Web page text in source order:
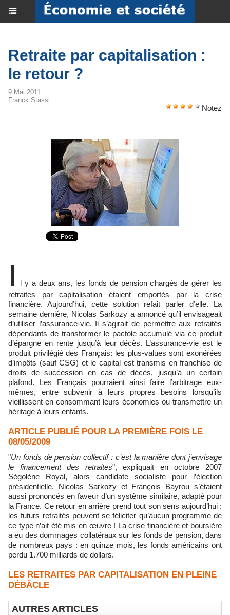
Retraite par capitalisation :
le retour ?
9 Mai 2011
Franck Stassi
Notez
I
l y a deux ans, les fonds de pension chargés de gérer les
retraites par capitalisation étaient emportés par la crise
financière. Aujourd’hui, cette solution refait parler d’elle. La
semaine dernière, Nicolas Sarkozy a annoncé qu’il envisageait
d’utiliser l’assurance-vie. Il s’agirait de permettre aux retraités
dépendants de transformer le pactole accumulé via ce produit
d’épargne en rente jusqu’à leur décès. L’assurance-vie est le
produit privilégié des Français: les plus-values sont exonérées
d’impôts (sauf CSG) et le capital est transmis en franchise de
droits de succession en cas de décès, jusqu’à un certain
plafond. Les Français pourraient ainsi faire l’arbitrage eux-
mêmes, entre subvenir à leurs propres besoins lorsqu’ils
vieillissent en consommant leurs économies ou transmettre un
héritage à leurs enfants.
ARTICLE PUBLIÉ POUR LA PREMIÈRE FOIS LE
08/05/2009
"Un fonds de pension collectif : c’est la manière dont j’envisage
le financement des retraites", expliquait en octobre 2007
Ségolène Royal, alors candidate socialiste pour l’élection
présidentielle. Nicolas Sarkozy et François Bayrou s’étaient
aussi prononcés en faveur d’un système similaire, adapté pour
la France. Ce retour en arrière prend tout son sens aujourd’hui :
les futurs retraités peuvent se féliciter qu’aucun programme de
ce type n’ait été mis en œuvre ! La crise financière et boursière
a eu des dommages collatéraux sur les fonds de pension, dans
de nombreux pays : en quinze mois, les fonds américains ont
perdu 1.700 milliards de dollars.
LES RETRAITES PAR CAPITALISATION EN PLEINE
DÉBÂCLE
AUTRES ARTICLES